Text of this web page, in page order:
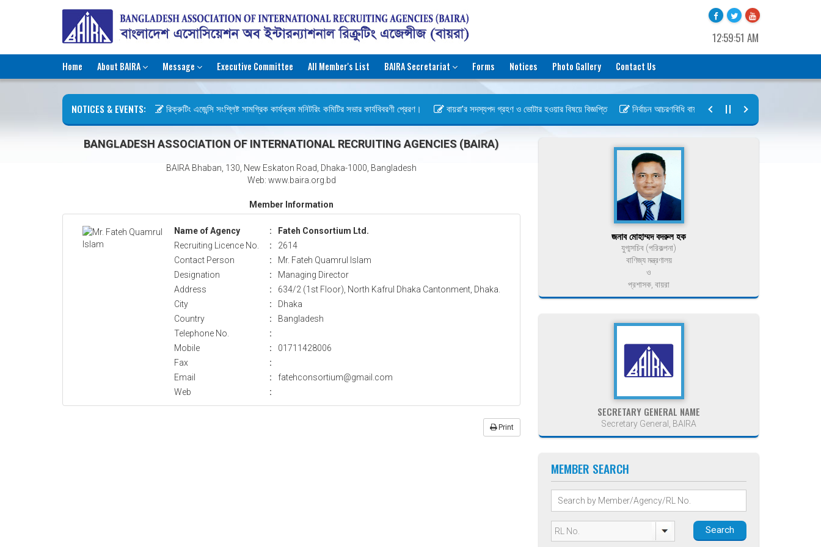
12:59:51 AM
Home About BAIRA Message Executive Committee All Member's List BAIRA Secretariat Forms Notices Photo Gallery Contact Us
NOTICES & EVENTS: রিক্রুটিং এজেন্সি সংশ্লিষ্ট সামগ্রিক কার্যক্রম মনিটরিং কমিটির সভার কার্যবিবরণী প্রেরণ। বায়রা’র সদস্যপদ গ্রহণ ও ভোটার হওয়ার বিষয়ে বিজ্ঞপ্তি নির্বাচন আচরণবিধি বায়রা ২০২৬-২০২৮
BANGLADESH ASSOCIATION OF INTERNATIONAL RECRUITING AGENCIES (BAIRA)
BAIRA Bhaban, 130, New Eskaton Road, Dhaka-1000, Bangladesh
Web: www.baira.org.bd
Member Information
Name of Agency :
Fateh Consortium Ltd.
Recruiting Licence No.
:
2614
Contact Person
:
Mr. Fateh Quamrul Islam
Designation
:
Managing Director
Address
:
634/2 (1st Floor), North Kafrul Dhaka Cantonment, Dhaka.
City
:
Dhaka
Country
:
Bangladesh
Telephone No.
:
Mobile
:
01711428006
Fax
:
Email
:
fatehconsortium@gmail.com
Web
:
Print
জনাব মোহাম্মদ বদরুল হক
যুগ্মসচিব (পরিকল্পনা)
বাণিজ্য মন্ত্রণালয়
ও
প্রশাসক, বায়রা
SECRETARY GENERAL NAME
Secretary General, BAIRA
MEMBER SEARCH
Search